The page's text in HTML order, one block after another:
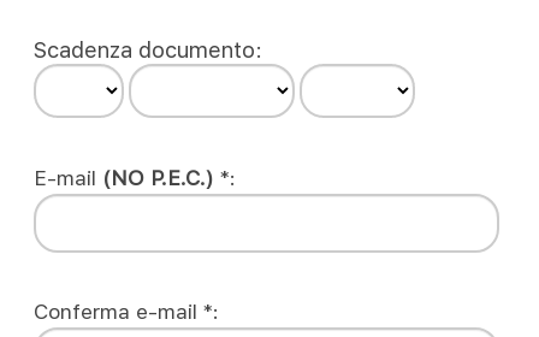
Scadenza documento:
E-mail (NO P.E.C.) *:
Conferma e-mail *: